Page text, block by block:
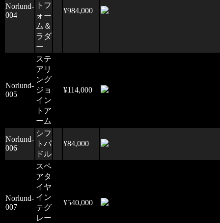
Norlund-
004
トフ
ォー
ム＆
ラダ
ー
¥984,000
Norlund-
005
ステ
アリ
ング
ジョ
イン
トア
ーム
¥114,000
Norlund-
006
シフ
トパ
ドル
¥84,000
Norlund-
007
スペ
アタ
イヤ
イン
テグ
レー
¥540,000